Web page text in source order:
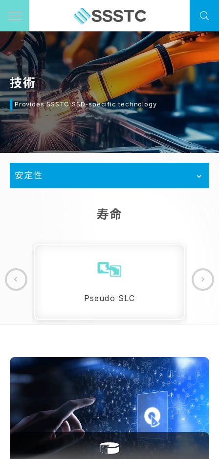
技術
Provides SSSTC SSD-specific technology
安定性
寿命
Pseudo SLC